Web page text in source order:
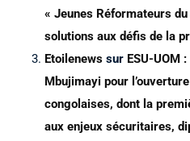
« Jeunes Réformateurs
solutions aux défis de la
Etoilenews sur ESU-UOM
Mbujimayi pour
congolaises, dont la
aux enjeux sécuritaires,